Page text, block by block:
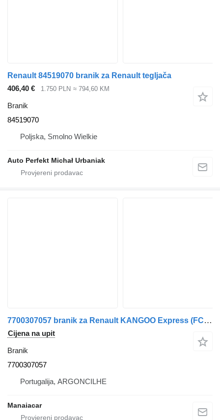
Renault 84519070 branik za Renault tegljača
406,40 €
1.750 PLN ≈ 794,60 KM
Branik
84519070
Poljska, Smolno Wielkie
Auto Perfekt Michał Urbaniak
7700307057 branik za Renault KANGOO Express (FC0/1_) | 97 minibusa
Cijena na upit
Branik
7700307057
Portugalija, ARGONCILHE
Manaiacar